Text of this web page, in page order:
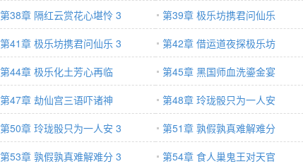
第38章 隔红云赏花心堪怜 3
第39章 极乐坊携君问仙乐
第41章 极乐坊携君问仙乐 3
第42章 借运道夜探极乐坊
第44章 极乐化土芳心再临
第45章 黑国师血洗鎏金宴
第47章 劫仙宫三语吓诸神
第48章 玲珑骰只为一人安
第50章 玲珑骰只为一人安 3
第51章 孰假孰真难解难分
第53章 孰假孰真难解难分 3
第54章 食人巢鬼王对天官